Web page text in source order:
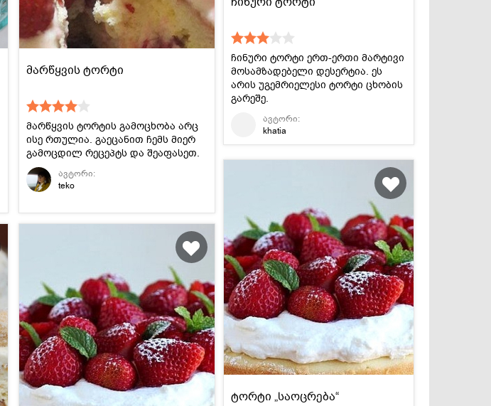
მარწყვის ტორტი
მარწყვის ტორტის გამოცხობა არც
ისე რთულია. გაეცანით ჩემს მიერ
გამოცდილ რეცეპტს და შეაფასეთ.
ავტორი:
teko
ჩინური ტორტი ერთ-ერთი მარტივი
მოსამზადებელი დესერტია. ეს
არის უგემრიელესი ტორტი ცხობის
გარეშე.
ავტორი:
khatia
ტორტი „საოცრება“